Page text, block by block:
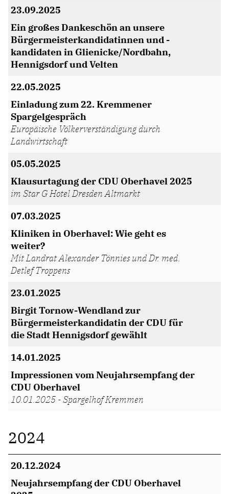
23.09.2025
Ein großes Dankeschön an unsere
Bürgermeisterkandidatinnen und -
kandidaten in Glienicke/Nordbahn,
Hennigsdorf und Velten
22.05.2025
Einladung zum 22. Kremmener
Spargelgespräch
Europäische Völkerverständigung durch
Landwirtschaft
05.05.2025
Klausurtagung der CDU Oberhavel 2025
im Star G Hotel Dresden Altmarkt
07.03.2025
Kliniken in Oberhavel: Wie geht es
weiter?
Mit Landrat Alexander Tönnies und Dr. med.
Detlef Troppens
23.01.2025
Birgit Tornow-Wendland zur
Bürgermeisterkandidatin der CDU für
die Stadt Hennigsdorf gewählt
14.01.2025
Impressionen vom Neujahrsempfang der
CDU Oberhavel
10.01.2025 - Spargelhof Kremmen
2024
20.12.2024
Neujahrsempfang der CDU Oberhavel